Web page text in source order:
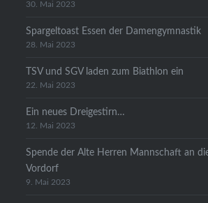
30. Mai 2023
Spargeltoast Essen der Damengymnastik
28. Mai 2023
TSV und SGV laden zum Biathlon ein
22. Mai 2023
Ein neues Dreigestirn…
12. Mai 2023
Spende der Alte Herren Mannschaft an
Vordorf
9. Mai 2023